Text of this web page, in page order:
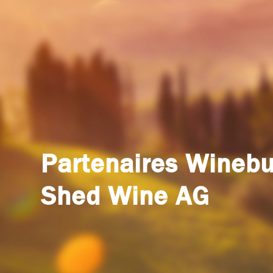
Partenaires
Shed Wine AG